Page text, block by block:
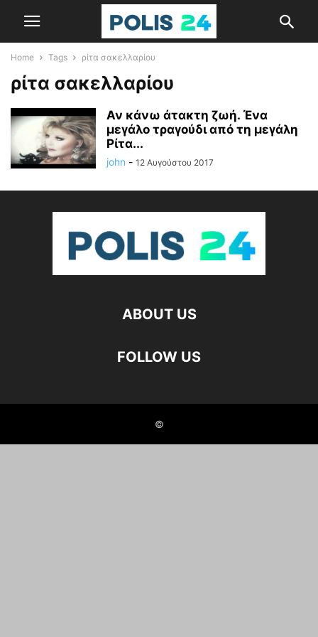
Home Tags ρίτα σακελλαρίου
ρίτα σακελλαρίου
Αν κάνω άτακτη ζωή. Ένα
μεγάλο τραγούδι από τη μεγάλη
Ρίτα...
john - 12 Αυγούστου 2017
ABOUT US
FOLLOW US
©